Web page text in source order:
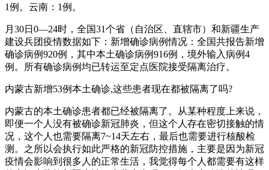
1例。云南：1例。
月30日0—24时，全国31个省（自治区、直辖市）和新疆生产
建设兵团疫情数据如下：新增确诊病例情况：全国共报告新增
确诊病例920例，其中本土确诊病例916例，境外输入病例4
例。所有确诊病例均已转运至定点医院接受隔离治疗。
内蒙古新增53例本土确诊,这些患者现在都被隔离了吗?
内蒙古的本土确诊患者都已经被隔离了。从某种程度上来说，
即便一个人没有被确诊新冠肺炎，但这个人存在密切接触的情
况，这个人也需要隔离7~14天左右，最后也需要进行核酸检
测。之所以会执行如此严格的新冠防控措施，主要是因为新冠
疫情会影响到很多人的正常生活，我觉得每个人都需要有这样